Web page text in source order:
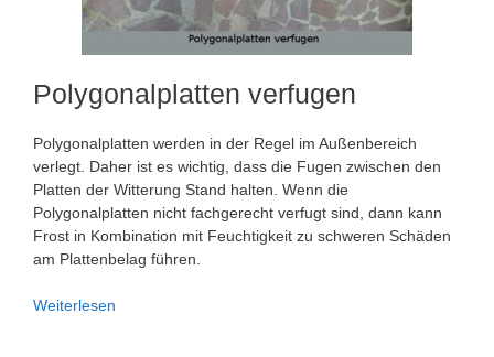
Polygonalplatten verfugen
Polygonalplatten werden in der Regel im Außenbereich
verlegt. Daher ist es wichtig, dass die Fugen zwischen den
Platten der Witterung Stand halten. Wenn die
Polygonalplatten nicht fachgerecht verfugt sind, dann kann
Frost in Kombination mit Feuchtigkeit zu schweren Schäden
am Plattenbelag führen.
Weiterlesen